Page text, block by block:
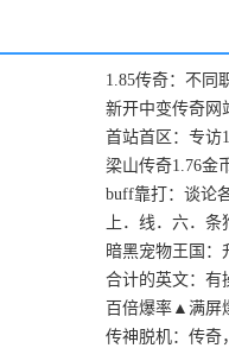
1.85传奇：不同
新开中变传奇
首站首区：专
梁山传奇1.76金
buff靠打：谈论
上．线．六．
暗黑宠物王国
合计的英文：
百倍爆率▲满屏
传神脱机：传